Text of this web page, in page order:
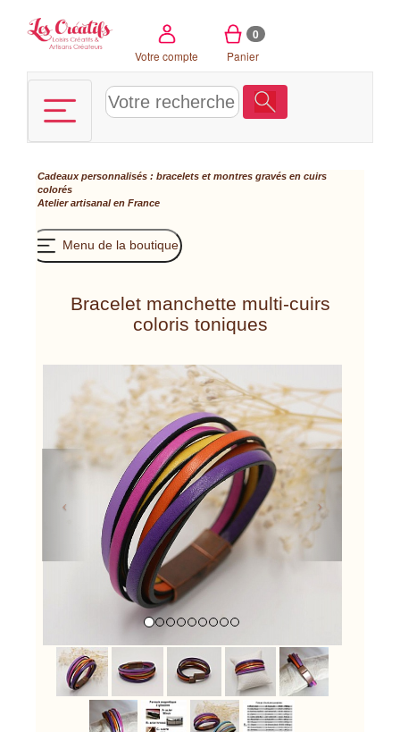
Votre compte
0
Panier
Cadeaux personnalisés : bracelets et montres gravés en cuirs
colorés
Atelier artisanal en France
Menu de la boutique
Bracelet manchette multi-cuirs
coloris toniques
Previous Next